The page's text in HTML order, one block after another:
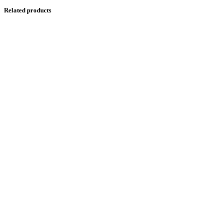
Related products